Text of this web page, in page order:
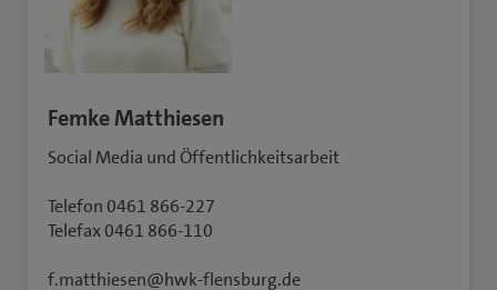
Femke Matthiesen
Social Media und Öffentlichkeitsarbeit
Telefon 0461 866-227
Telefax 0461 866-110
f.matthiesen@hwk-flensburg.de